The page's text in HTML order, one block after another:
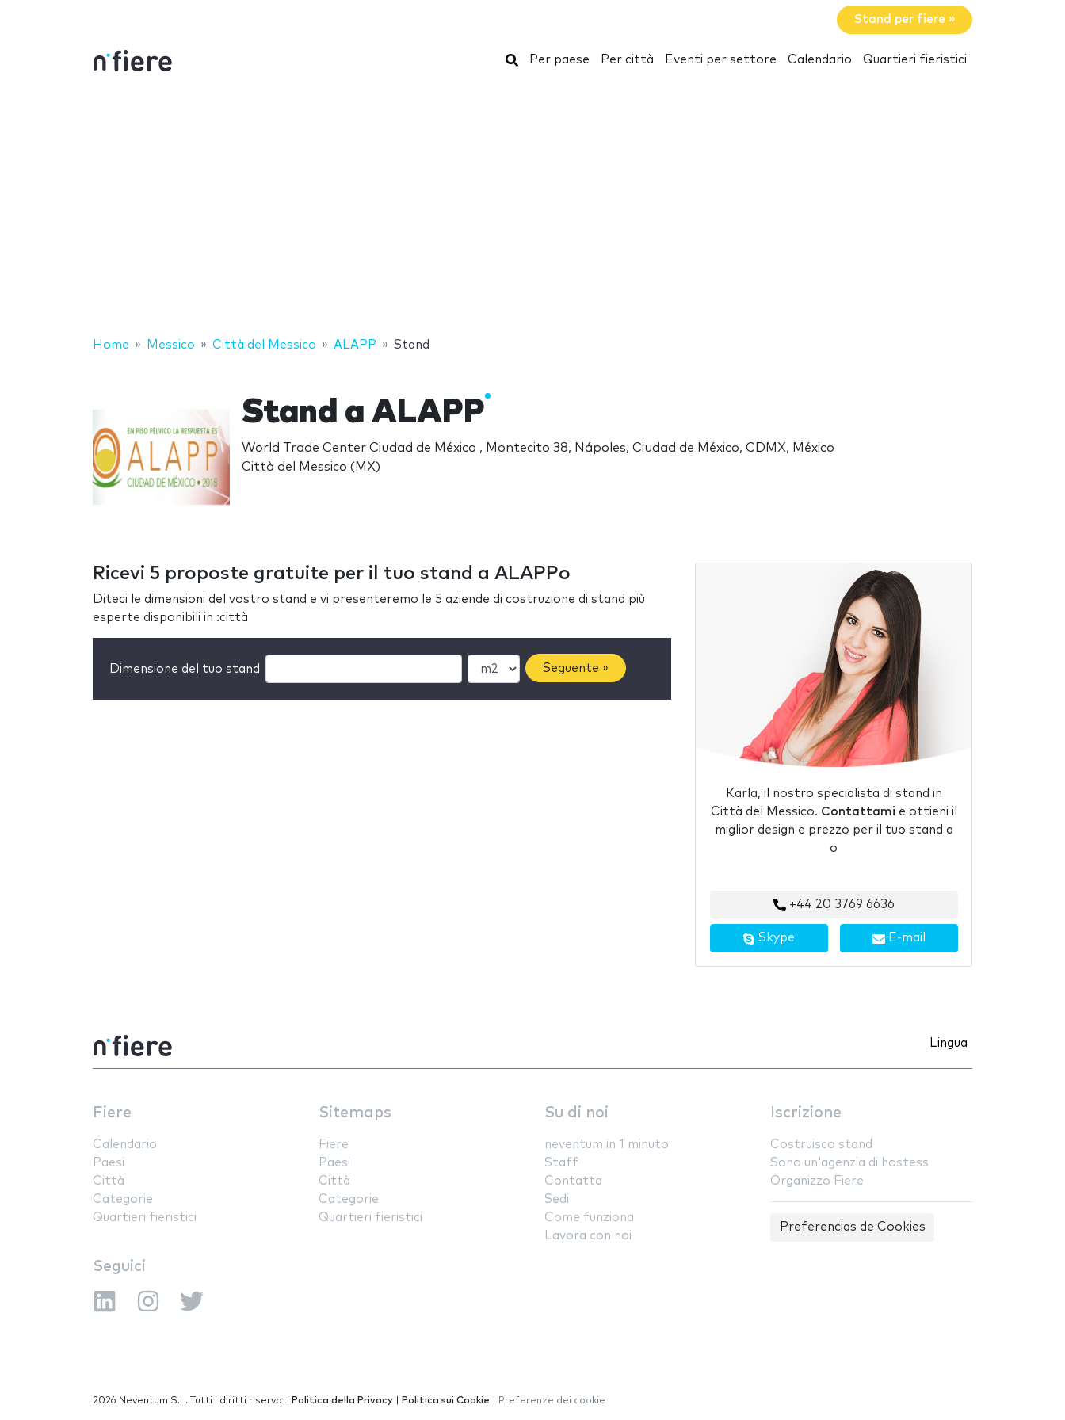
Stand per fiere »
Cerca
Per paese Per città Eventi per settore Calendario Quartieri fieristici
Home Messico Città del Messico ALAPP Stand
Stand a ALAPP
World Trade Center Ciudad de México , Montecito 38, Nápoles, Ciudad de México, CDMX, México
Città del Messico (MX)
Ricevi 5 proposte gratuite per il tuo stand a ALAPPo
Diteci le dimensioni del vostro stand e vi presenteremo le 5 aziende di costruzione di stand più
esperte disponibili in :città
Dimensione del tuo stand Seguente »
Karla, il nostro specialista di stand in
Città del Messico. Contattami e ottieni il
miglior design e prezzo per il tuo stand a
o
+44 20 3769 6636
Skype E-mail
Lingua
Fiere
Calendario
Paesi
Città
Categorie
Quartieri fieristici
Sitemaps
Fiere
Paesi
Città
Categorie
Quartieri fieristici
Su di noi
neventum in 1 minuto
Staff
Contatta
Sedi
Come funziona
Lavora con noi
Iscrizione
Costruisco stand
Sono un'agenzia di hostess
Organizzo Fiere
Preferencias de Cookies
Seguici
2026 Neventum S.L. Tutti i diritti riservati Politica della Privacy Politica sui Cookie Preferenze dei cookie